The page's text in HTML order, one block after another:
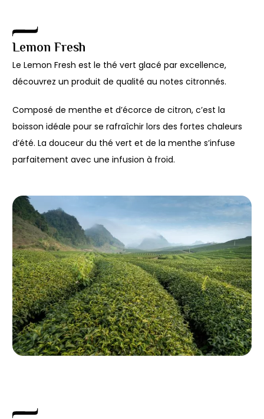
Lemon Fresh
Le Lemon Fresh est le thé vert glacé par excellence,
découvrez un produit de qualité au notes citronnés.
Composé de menthe et d’écorce de citron, c’est la
boisson idéale pour se rafraîchir lors des fortes chaleurs
d’été. La douceur du thé vert et de la menthe s’infuse
parfaitement avec une infusion à froid.